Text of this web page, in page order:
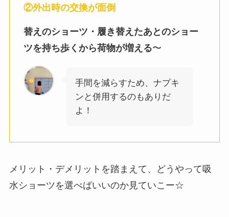
②外出時の交換が面倒
替えのショーツ・履き替えたあとのショー
ツを持ち歩くから荷物が増える〜
手間を減らすため、ナプキ
ンと併用するのもありだ
よ！
メリット・デメリットを踏まえて、どうやって吸
水ショーツを選べばいいのか見ていこー☆